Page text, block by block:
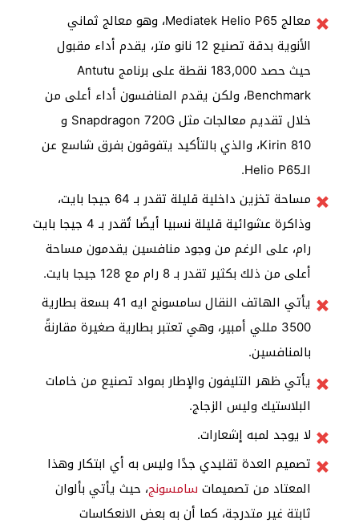
معالج Mediatek Helio P65، وهو معالج ثماني
الأنوية بدقة تصنيع 12 نانو متر، يقدم أداء مقبول
حيث حصد 183,000 نقطة على برنامج Antutu
Benchmark، ولكن يقدم المنافسون أداء أعلى من
خلال تقديم معالجات مثل Snapdragon 720G و
Kirin 810، والذي بالتأكيد يتفوقون بفرق شاسع عن
الـHelio P65.
مساحة تخزين داخلية قليلة تقدر بـ 64 جيجا بايت،
وذاكرة عشوائية قليلة نسبيا أيضًا تُقدر بـ 4 جيجا بايت
رام، على الرغم من وجود منافسين يقدمون مساحة
أعلى من ذلك بكثير تقدر بـ 8 رام مع 128 جيجا بايت.
يأتي الهاتف النقال سامسونج ايه 41 بسعة بطارية
3500 مللي أمبير، وهي تعتبر بطارية صغيرة مقارنةً
بالمنافسين.
يأتي ظهر التليفون والإطار بمواد تصنيع من خامات
البلاستيك وليس الزجاج.
لا يوجد لمبه إشعارات.
تصميم العدة تقليدي جدًا وليس به أي ابتكار وهذا
المعتاد من تصميمات سامسونج، حيث يأتي بألوان
ثابتة غير متدرجة، كما أن به بعض الانعكاسات